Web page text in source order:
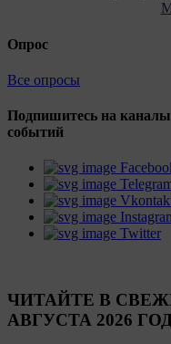
Опрос
Все опросы
Подпишитесь на каналы
событий
Twitter
ЧИТАЙТЕ В
АВГУСТА 2026